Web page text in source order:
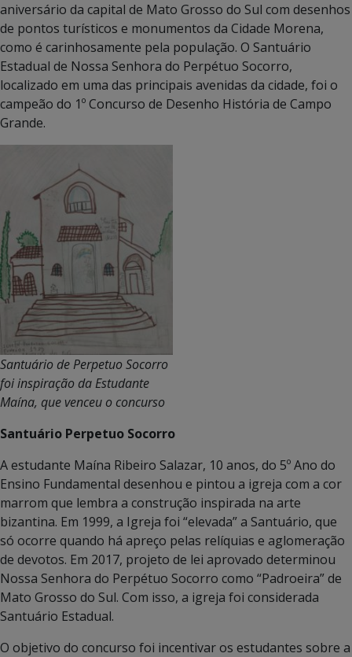
aniversário da capital de Mato Grosso do Sul com desenhos
de pontos turísticos e monumentos da Cidade Morena,
como é carinhosamente pela população. O Santuário
Estadual de Nossa Senhora do Perpétuo Socorro,
localizado em uma das principais avenidas da cidade, foi o
campeão do 1º Concurso de Desenho História de Campo
Grande.
Santuário de Perpetuo Socorro
foi inspiração da Estudante
Maína, que venceu o concurso
Santuário Perpetuo Socorro
A estudante Maína Ribeiro Salazar, 10 anos, do 5º Ano do
Ensino Fundamental desenhou e pintou a igreja com a cor
marrom que lembra a construção inspirada na arte
bizantina. Em 1999, a Igreja foi “elevada” a Santuário, que
só ocorre quando há apreço pelas relíquias e aglomeração
de devotos. Em 2017, projeto de lei aprovado determinou
Nossa Senhora do Perpétuo Socorro como “Padroeira” de
Mato Grosso do Sul. Com isso, a igreja foi considerada
Santuário Estadual.
O objetivo do concurso foi incentivar os estudantes sobre a